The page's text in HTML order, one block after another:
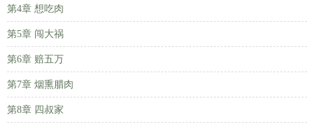
第4章 想吃肉
第5章 闯大祸
第6章 赔五万
第7章 烟熏腊肉
第8章 四叔家